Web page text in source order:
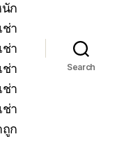
นัก
ช่า
ช่า
ช่า
ช่า
ช่า
ถูก
Search